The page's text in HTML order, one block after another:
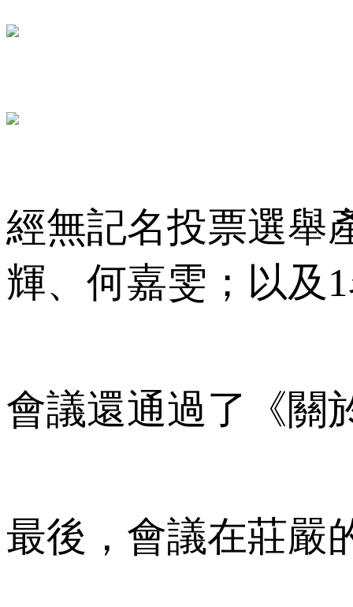
經無記名投票選舉
輝、何嘉雯；以
會議還通過了《關
最後，會議在莊